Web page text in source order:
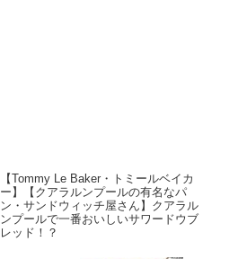
【Tommy Le Baker・トミールベイカ
ー】【クアラルンプールの有名なパ
ン・サンドウィッチ屋さん】クアラル
ンプールで一番おいしいサワードウブ
レッド！？